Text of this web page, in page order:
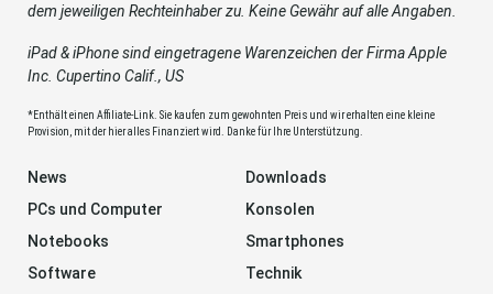
dem jeweiligen Rechteinhaber zu. Keine Gewähr auf alle Angaben.
iPad & iPhone sind eingetragene Warenzeichen der Firma Apple
Inc. Cupertino Calif., US
*Enthält einen Affiliate-Link. Sie kaufen zum gewohnten Preis und wir erhalten eine kleine
Provision, mit der hier alles Finanziert wird. Danke für Ihre Unterstützung.
News
Downloads
PCs und Computer
Konsolen
Notebooks
Smartphones
Software
Technik